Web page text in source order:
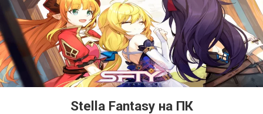
Stella Fantasy на ПК